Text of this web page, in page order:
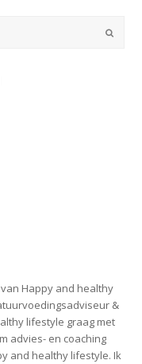
Happy and healthy
&
lifestyle graag met
advies- en coaching
and healthy lifestyle. Ik